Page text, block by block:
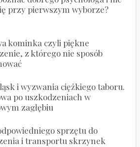
przy pierwszym wyborze?
kominka czyli piękne
z którego nie sposób
i wyzwania ciężkiego taboru.
po uszkodzeniach w
zagłębiu
sprzętu do
i transportu skrzynek